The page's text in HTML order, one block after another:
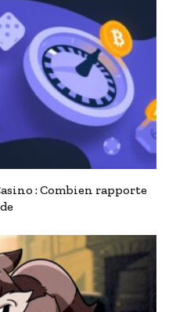
: Combien rapporte